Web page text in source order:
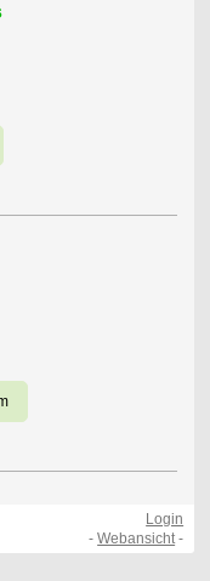
Login
-Webansicht -